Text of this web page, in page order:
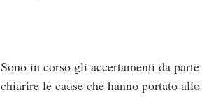
Sono in corso gli accertamenti da
chiarire le cause che hanno portato